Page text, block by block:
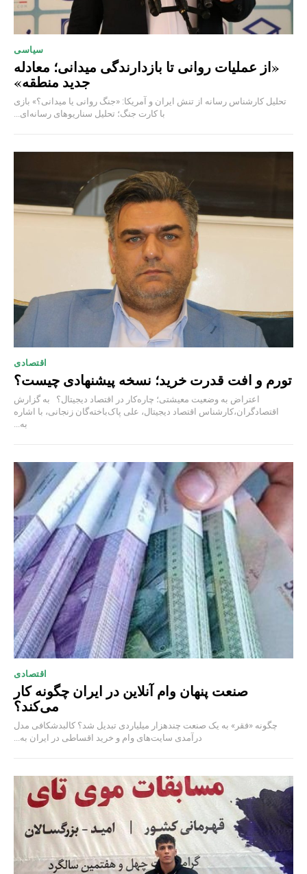
سیاسی
«از عملیات روانی تا بازدارندگی میدانی؛ معادله
جدید منطقه»
تحلیل کارشناس رسانه از تنش ایران و آمریکا: «جنگ روانی یا میدانی؟» بازی
با کارت جنگ؛ تحلیل سناریوهای رسانه‌ای...
اقتصادی
تورم و افت قدرت خرید؛ نسخه پیشنهادی چیست؟
اعتراض به وضعیت معیشتی؛ چاره‌کار در اقتصاد دیجیتال؟ به گزارش
اقتصادگران،کارشناس اقتصاد دیجیتال، علی پاک‌باخته‌گان زنجانی، با اشاره
به...
اقتصادی
صنعت پنهان وام آنلاین در ایران چگونه کار
می‌کند؟
چگونه «فقر» به یک صنعت چند‌هزار میلیاردی تبدیل شد؟ کالبدشکافی مدل
درآمدی سایت‌های وام و خرید اقساطی در ایران به...